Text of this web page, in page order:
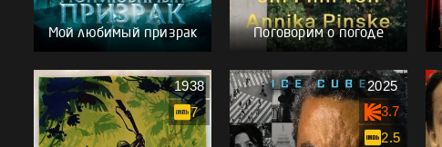
Мой любимый призрак Поговорим о погоде
1938
7
2025
3.7
2.5